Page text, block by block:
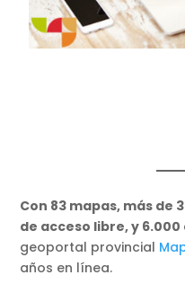
Con 83 mapas, más de
de acceso libre, y
geoportal provincial
años en línea.